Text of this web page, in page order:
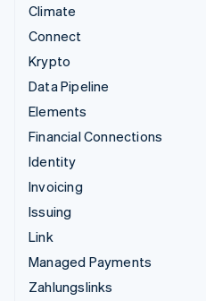
Climate
Connect
Krypto
Data Pipeline
Elements
Financial Connections
Identity
Invoicing
Issuing
Link
Managed Payments
Zahlungslinks